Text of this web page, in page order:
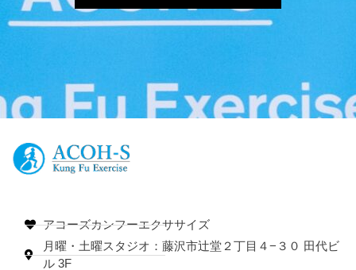
アコーズカンフーエクササイズ
月曜・土曜スタジオ：藤沢市辻堂２丁目４−３０ 田代ビ
ル 3F